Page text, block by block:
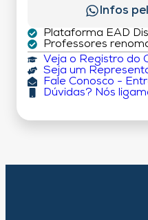
Infos
Plataforma EAD
Professores
Veja o Registro do
Seja um
Fale Conosco -
Dúvidas? Nós